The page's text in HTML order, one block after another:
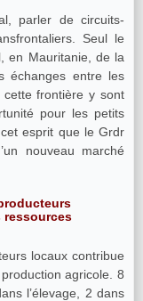
parler de circuits-
Seul le
en Mauritanie, de la
échanges entre les
cette frontière y sont
pour les petits
esprit que le Grdr
nouveau marché
ressources
locaux contribue
agricole. 8
l’élevage, 2 dans